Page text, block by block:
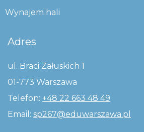
Wynajem hali
Adres
ul. Braci Załuskich 1
01-773 Warszawa
Telefon: +48 22 663 48 49
Email: sp267@eduwarszawa.pl